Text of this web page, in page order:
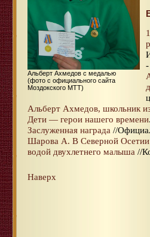
Альберт Ахмедов с медалью
(фото с официального сайта
Моздокского МТТ)
Альберт Ахмедов, школьник
Дети — герои нашего времени
Заслуженная награда //
Шарова А. В Северной Осетии
водой двухлетнего малыша //
Наверх